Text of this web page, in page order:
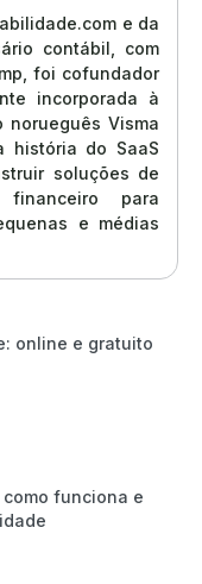
e da
contábil, com
foi cofundador
incorporada à
Visma
história do SaaS
soluções de
para
e médias
online e gratuito
funciona e